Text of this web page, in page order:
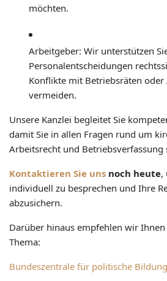
möchten.
Arbeitgeber: Wir unterstützen
Personalentscheidungen
Konflikte mit Betriebsräten
vermeiden.
Unsere Kanzlei begleitet Sie
damit Sie in allen Fragen rund um
Arbeitsrecht und Betriebsverfassung
Kontaktieren Sie uns noch heute,
individuell zu besprechen und Ihre
abzusichern.
Darüber hinaus empfehlen wir
Thema:
Bundeszentrale für politische Bildung